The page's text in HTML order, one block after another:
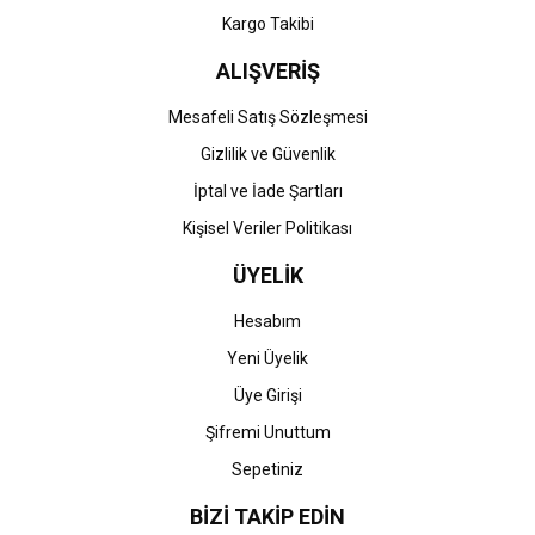
Kargo Takibi
ALIŞVERİŞ
Mesafeli Satış Sözleşmesi
Gizlilik ve Güvenlik
İptal ve İade Şartları
Kişisel Veriler Politikası
ÜYELİK
Hesabım
Yeni Üyelik
Üye Girişi
Şifremi Unuttum
Sepetiniz
BİZİ TAKİP EDİN